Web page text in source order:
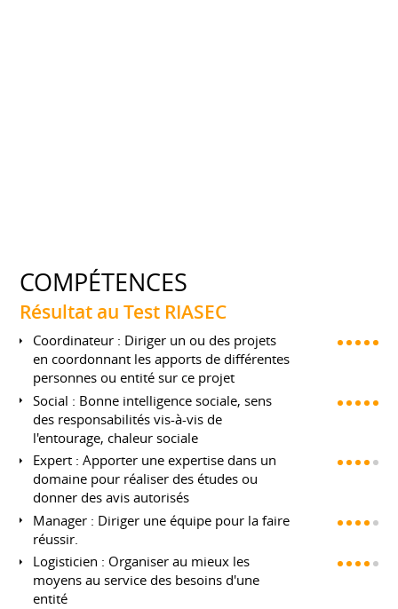
COMPÉTENCES
Résultat au Test RIASEC
Coordinateur : Diriger un ou des projets
en coordonnant les apports de différentes
personnes ou entité sur ce projet
Social : Bonne intelligence sociale, sens
des responsabilités vis-à-vis de
l'entourage, chaleur sociale
Expert : Apporter une expertise dans un
domaine pour réaliser des études ou
donner des avis autorisés
Manager : Diriger une équipe pour la faire
réussir.
Logisticien : Organiser au mieux les
moyens au service des besoins d'une
entité